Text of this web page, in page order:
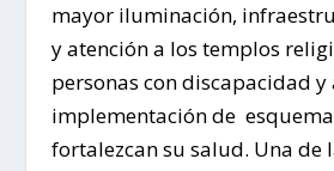
mayor iluminación,
y atención a los templos
personas con discapacidad
implementación de
fortalezcan su salud. Una de